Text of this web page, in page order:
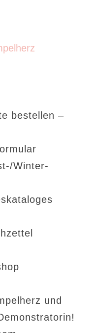
bestellen –
Winter-
und